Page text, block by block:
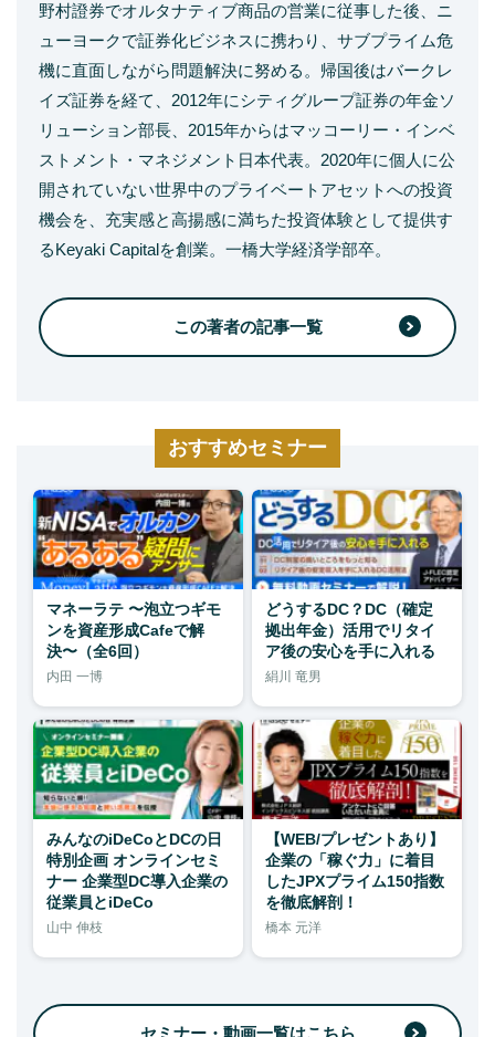
野村證券でオルタナティブ商品の営業に従事した後、ニ
ューヨークで証券化ビジネスに携わり、サブプライム危
機に直面しながら問題解決に努める。帰国後はバークレ
イズ証券を経て、2012年にシティグループ証券の年金ソ
リューション部長、2015年からはマッコーリー・インベ
ストメント・マネジメント日本代表。2020年に個人に公
開されていない世界中のプライベートアセットへの投資
機会を、充実感と高揚感に満ちた投資体験として提供す
るKeyaki Capitalを創業。一橋大学経済学部卒。
この著者の記事一覧
おすすめセミナー
マネーラテ 〜泡立つギモ
ンを資産形成Cafeで解
決〜（全6回）
内田 一博
どうするDC？DC（確定
拠出年金）活用でリタイ
ア後の安心を手に入れる
絹川 竜男
みんなのiDeCoとDCの日
特別企画 オンラインセミ
ナー 企業型DC導入企業の
従業員とiDeCo
山中 伸枝
【WEB/プレゼントあり】
企業の「稼ぐ力」に着目
したJPXプライム150指数
を徹底解剖！
橋本 元洋